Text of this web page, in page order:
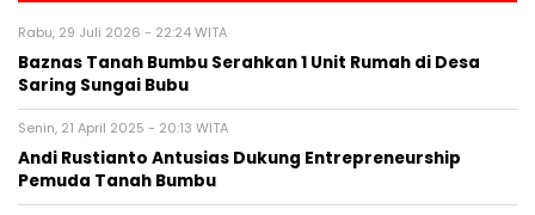
Rabu, 29 Juli 2026 - 22:24 WITA
Baznas Tanah Bumbu Serahkan 1 Unit Rumah di Desa
Saring Sungai Bubu
Senin, 21 April 2025 - 20:13 WITA
Andi Rustianto Antusias Dukung Entrepreneurship
Pemuda Tanah Bumbu